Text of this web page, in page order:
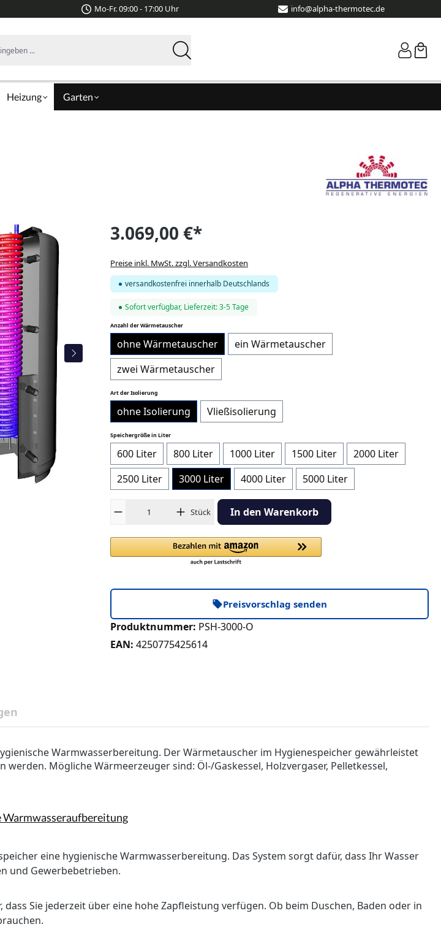
Mo-Fr. 09:00 - 17:00 Uhr info@alpha-thermotec.de
Heizung Garten
3.069,00 €*
Preise inkl. MwSt. zzgl. Versandkosten
versandkostenfrei innerhalb Deutschlands
Sofort verfügbar, Lieferzeit: 3-5 Tage
Anzahl der Wärmetauscherauswählen
ohne Wärmetauscher
ein Wärmetauscher
zwei Wärmetauscher
Art der Isolierung
ohne Isolierung Vließisolierung
Speichergröße in Literauswählen
600 Liter 800 Liter 1000 Liter 1500 Liter
2000 Liter
2500 Liter
3000 Liter 4000 Liter 5000 Liter
Produkt Anzahl: Gib den gewünschten Wert ein oder benutze die
Stück In den Warenkorb
Preisvorschlag senden
Produktnummer: PSH-3000-O
EAN: 4250775425614
Warmwasserbereitung. Der Wärmetauscher im Hygienespeicher gewährleistet
Mögliche Wärmeerzeuger sind: Öl-/Gaskessel, Holzvergaser, Pelletkessel,
Warmwasseraufbereitung
eine hygienische Warmwasserbereitung. Das System sorgt dafür, dass Ihr Wasser
und Gewerbebetrieben.
Sie jederzeit über eine hohe Zapfleistung verfügen. Ob beim Duschen, Baden oder in